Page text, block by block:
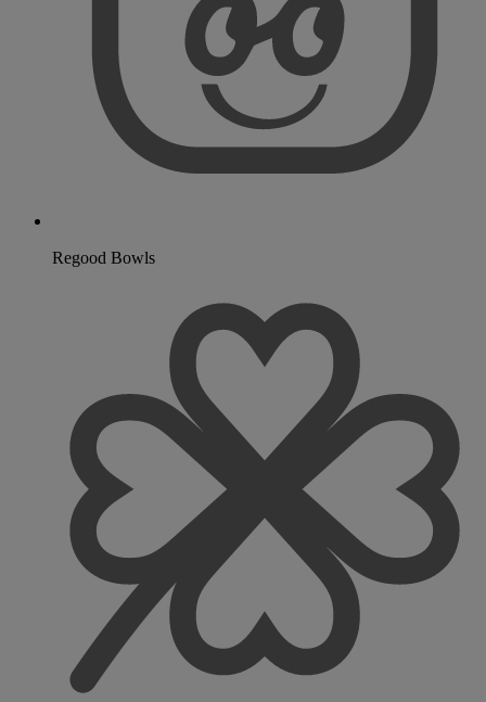
Regood Bowls